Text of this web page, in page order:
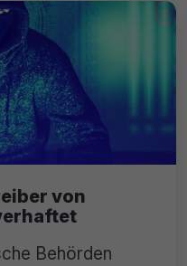
von
Behörden